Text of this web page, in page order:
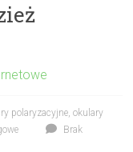
polaryzacyjne,okulary
Brak